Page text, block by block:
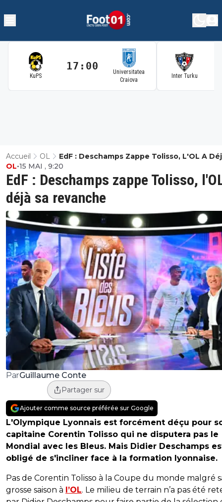
KuPS
17:00
Universitatea
Craiova
Inter Turku
Accueil OL
EdF : Deschamps Zappe Tolisso, L'OL A
Revanche
EdF : Deschamps zappe Tolisso,
déjà sa revanche
OL•15 MAI , 9:20
ParGuillaume Conte
Partager sur
Ajouter comme source préférée sur Google
L'Olympique Lyonnais est forcément déçu pour
capitaine Corentin Tolisso qui ne disputera pas le
Mondial avec les Bleus. Mais Didier Deschamps
obligé de s'incliner face à la formation lyonnaise.
Pas de Corentin Tolisso à la Coupe du monde malgré
grosse saison à l’OL. Le milieu de terrain n’a pas été